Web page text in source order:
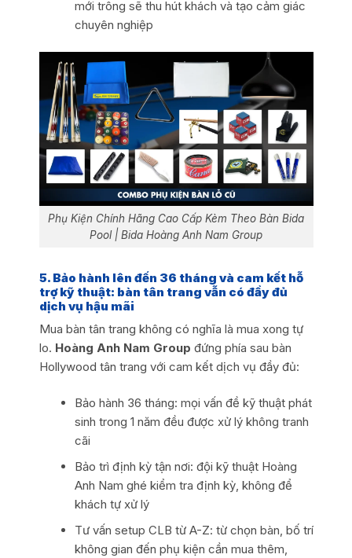
mới trông sẽ thu hút khách và tạo cảm giác
chuyên nghiệp
Phụ Kiện Chính Hãng Cao Cấp Kèm Theo Bàn Bida
Pool | Bida Hoàng Anh Nam Group
5. Bảo hành lên đến 36 tháng và cam kết hỗ
trợ kỹ thuật: bàn tân trang vẫn có đầy đủ
dịch vụ hậu mãi
Mua bàn tân trang không có nghĩa là mua xong tự
lo. Hoàng Anh Nam Group đứng phía sau bàn
Hollywood tân trang với cam kết dịch vụ đầy đủ:
Bảo hành 36 tháng: mọi vấn đề kỹ thuật phát
sinh trong 1 năm đều được xử lý không tranh
cãi
Bảo trì định kỳ tận nơi: đội kỹ thuật Hoàng
Anh Nam ghé kiểm tra định kỳ, không để
khách tự xử lý
Tư vấn setup CLB từ A-Z: từ chọn bàn, bố trí
không gian đến phụ kiện cần mua thêm,